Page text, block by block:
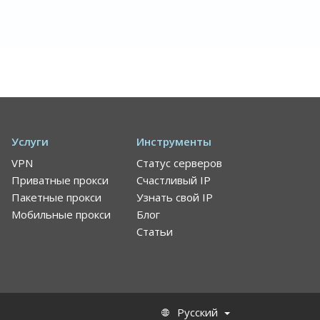
Услуги
VPN
Приватные прокси
Пакетные прокси
Мобильные прокси
Инструменты
Статус серверов
Счастливый IP
Узнать свой IP
Блог
Статьи
Русский